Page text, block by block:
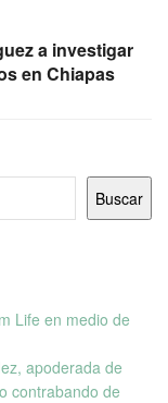
a investigar
en Chiapas
Buscar
Life en medio de
apoderada de
contrabando de